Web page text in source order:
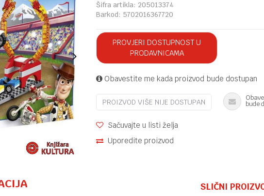
Šifra artikla: 205013374
Barkod: 5702016367720
PROVJERI DOSTUPNOST U
PRODAVNICAMA
Obavestite me kada proizvod bude dostupan
PROIZVOD VIŠE NIJE DOSTUPAN bude
Sačuvajte u listi želja
Uporedite proizvod
SLIČNI